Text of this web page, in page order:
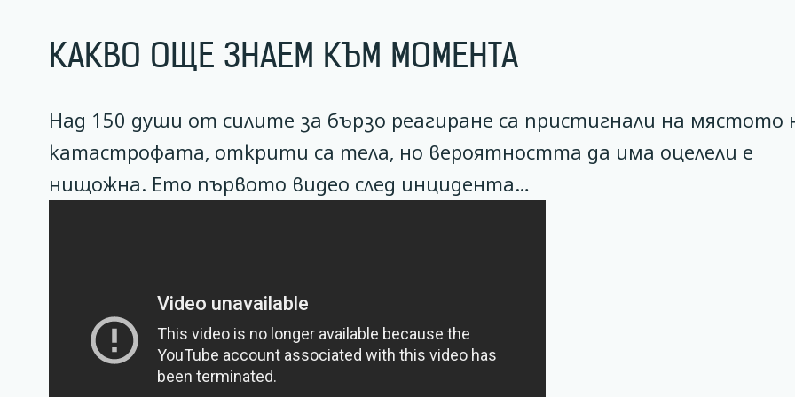
КАКВО ОЩЕ ЗНАЕМ КЪМ МОМЕНТА
Над 150 души от силите за бързо реагиране са пристигнали на мястото
катастрофата, открити са тела, но вероятността да има оцелели е
нищожна. Ето първото видео след инцидента…